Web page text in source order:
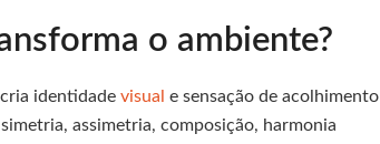
o ambiente?
identidade visual e sensação de acolhimento
assimetria, composição, harmonia